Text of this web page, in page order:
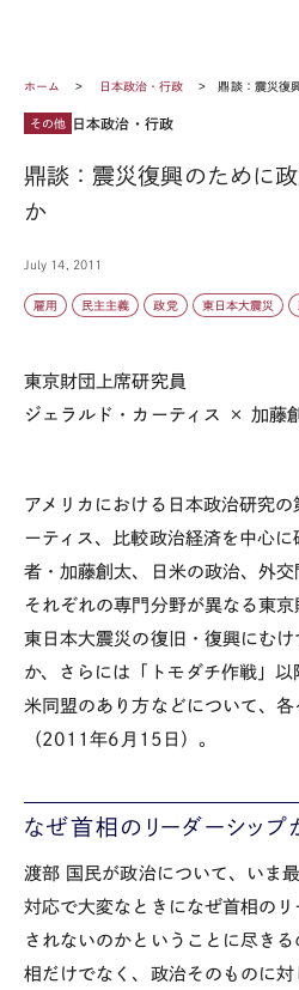
ホーム 日本政治・行政 鼎談：震災復
その他 日本政治・行政
鼎談：震災復興のために
か
July 14, 2011
雇用 民主主義 政党 東日本大震災
東京財団上席研究員
ジェラルド・カーティス × 加藤
アメリカにおける日本政治研究
ーティス、比較政治経済を中心
者・加藤創太、日米の政治、外交
それぞれの専門分野が異なる東京
東日本大震災の復旧・復興にむけ
か、さらには「トモダチ作戦」以
米同盟のあり方などについて、
（2011年6月15日）。
なぜ首相のリーダーシップ
渡部 国民が政治について、いま
対応で大変なときになぜ首相の
されないのかということに尽き
相だけでなく、政治そのものに